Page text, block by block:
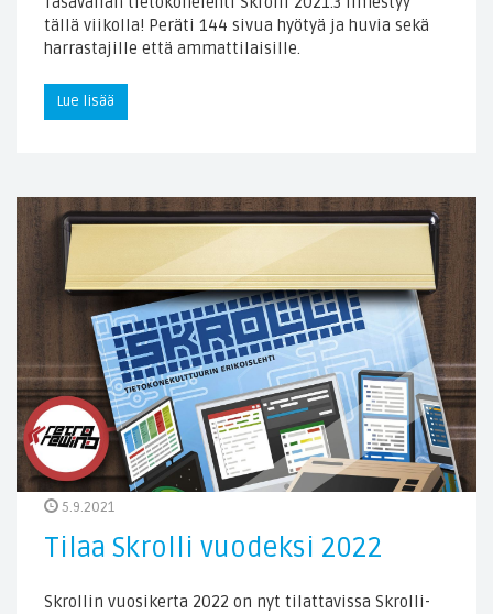
tällä viikolla! Peräti 144 sivua hyötyä ja huvia sekä
harrastajille että ammattilaisille.
Lue lisää
5.9.2021
Tilaa Skrolli vuodeksi 2022
Skrollin vuosikerta 2022 on nyt tilattavissa Skrolli-